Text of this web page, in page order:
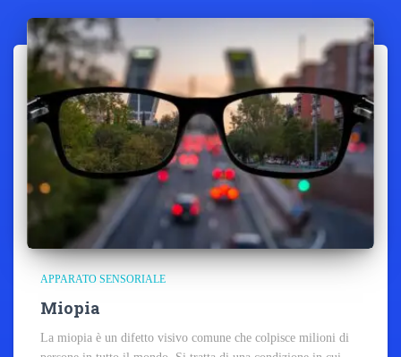
APPARATO SENSORIALE
Miopia
La miopia è un difetto visivo comune che colpisce milioni di